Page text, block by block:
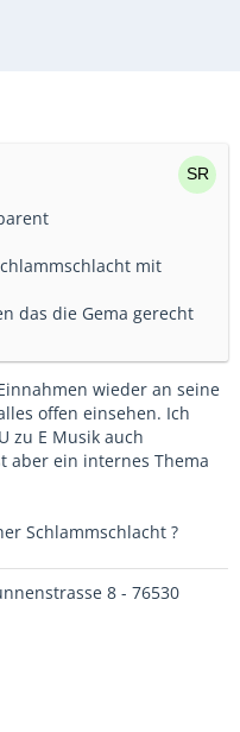
mit
das die Gema gerecht
wieder an seine
offen einsehen. Ich
zu E Musik auch
aber ein internes Thema
Schlammschlacht ?
8 - 76530